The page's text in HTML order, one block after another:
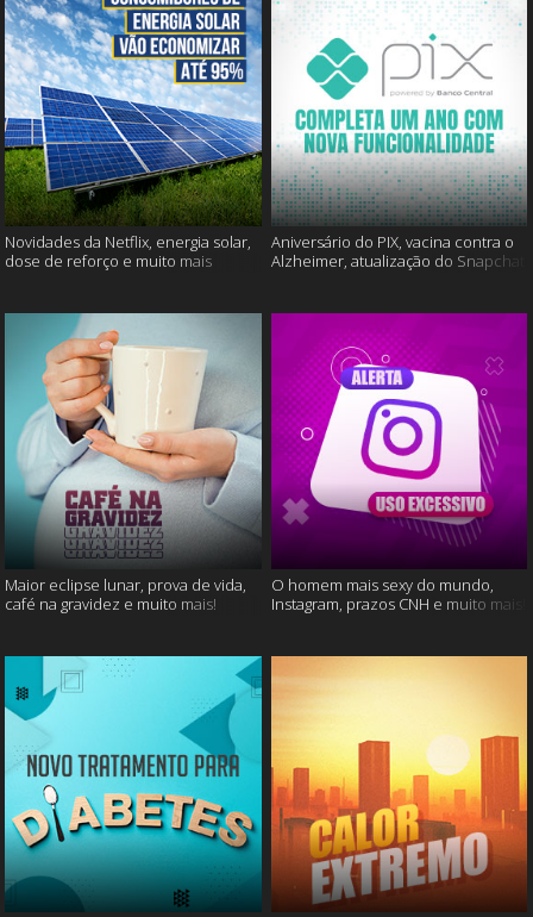
Novidades da Netflix, energia solar,
dose de reforço e muito mais
Aniversário do PIX, vacina contra o
Alzheimer, atualização do Snapchat
Maior eclipse lunar, prova de vida,
café na gravidez e muito mais!
O homem mais sexy do mundo,
Instagram, prazos CNH e muito mais!